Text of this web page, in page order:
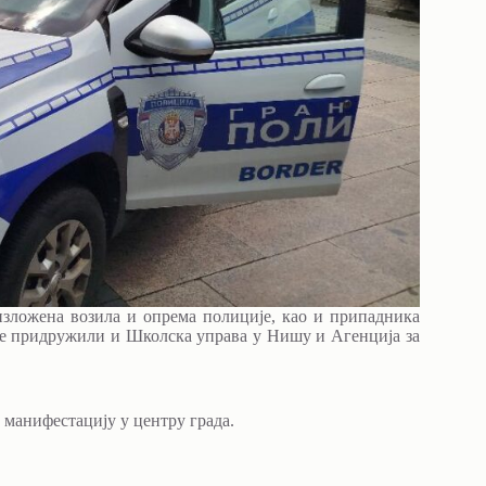
возила и опрема полиције, као и припадника
придружили и Школска управа у Нишу и Агенција за
у центру града.